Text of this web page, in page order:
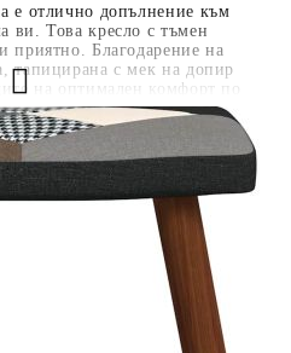
е отлично допълнение към
ви. Това кресло с тъмен
приятно. Благодарение на
тапицирана с мек на допир
на оптимален комфорт по
на дългите люлеещи се релси
лесно. Поддържан от
с дървени шини за люлеене,
и издръжлив.
РЕГИСТРАЦИЯ
с Вас в рамките на работния ден!
11.850